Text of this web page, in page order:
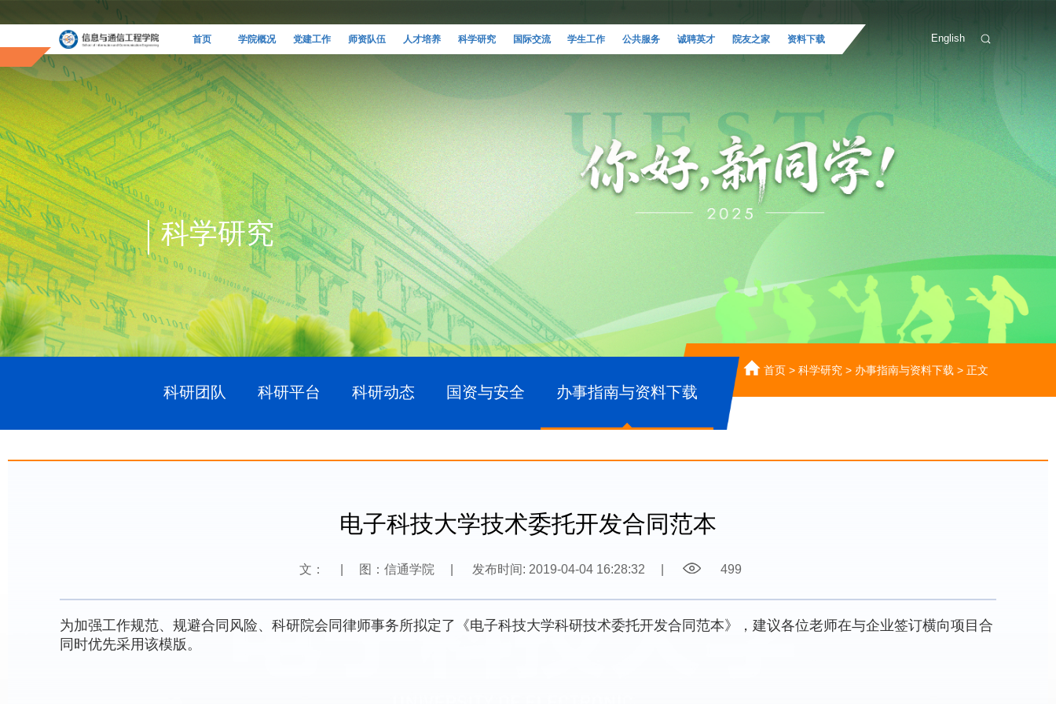
首页 学院概况 党建工作 师资队伍 人才培养 科学研究 国际交流 学生工作 公共服务 诚聘英才 院友之家 资料下载 English
科学研究
首页 > 科学研究 > 办事指南与资料下载 > 正文
科研团队 科研平台 科研动态 国资与安全 办事指南与资料下载
电子科技大学技术委托开发合同范本
文： 图：信通学院 发布时间: 2019-04-04 16:28:32 499
为加强工作规范、规避合同风险、科研院会同律师事务所拟定了《电子科技大学科研技术委托开发合同范本》，建议各位老师在与企业签订横向项目合
同时优先采用该模版。